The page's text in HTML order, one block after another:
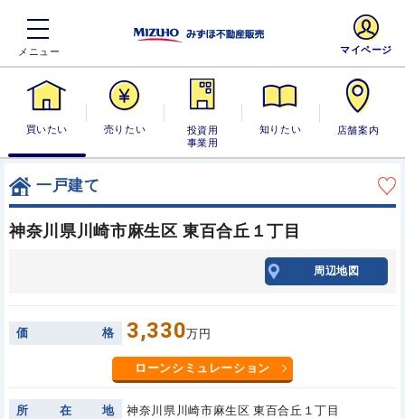
買いたい 売りたい
投資用・事業
用
知りたい 店舗案内
マイページ
一戸建て
神奈川県川崎市麻生区 東百合丘１丁目
周辺地図
価 格 3,330万円
ローンシミュレーション
所 在 地 神奈川県川崎市麻生区 東百合丘１丁目